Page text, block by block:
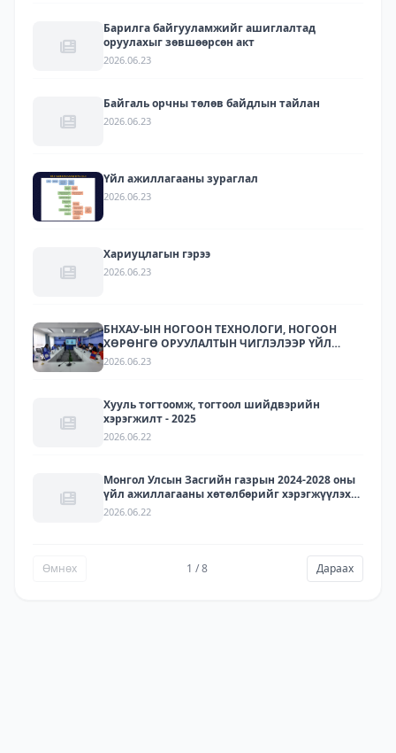
Барилга байгууламжийг ашиглалтад
оруулахыг зөвшөөрсөн акт
2026.06.23
Байгаль орчны төлөв байдлын тайлан
2026.06.23
Үйл ажиллагааны зураглал
2026.06.23
Хариуцлагын гэрээ
2026.06.23
БНХАУ-ЫН НОГООН ТЕХНОЛОГИ, НОГООН
ХӨРӨНГӨ ОРУУЛАЛТЫН ЧИГЛЭЛЭЭР ҮЙЛ
АЖИЛЛАГАА ЯВУУЛДАГ ЛАРИТЕК ХХК-ЫН
2026.06.23
Хууль тогтоомж, тогтоол шийдвэрийн
хэрэгжилт - 2025
2026.06.22
Монгол Улсын Засгийн газрын 2024-2028 оны
үйл ажиллагааны хөтөлбөрийг хэрэгжүүлэх
арга хэмжээний төлөвлөгөөний хэрэгжилт -
2026.06.22
Өмнөх 1 / 8 Дараах